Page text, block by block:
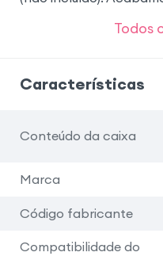
Todos
Características
Conteúdo da caixa
Marca
Código fabricante
Compatibilidade do